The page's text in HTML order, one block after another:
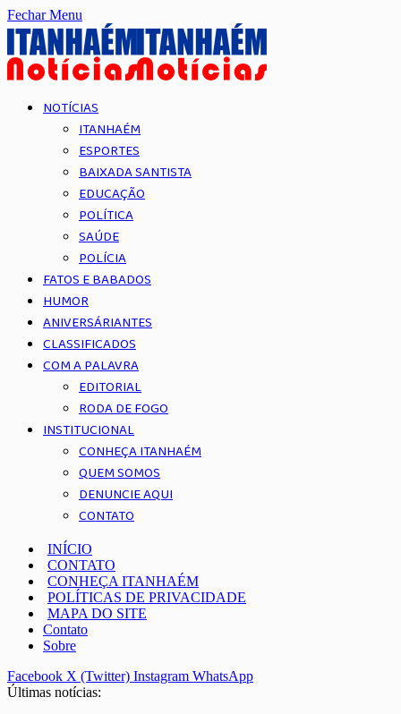
Fechar Menu
NOTÍCIAS
ITANHAÉM
ESPORTES
BAIXADA SANTISTA
EDUCAÇÃO
POLÍTICA
SAÚDE
POLÍCIA
FATOS E BABADOS
HUMOR
ANIVERSÁRIANTES
CLASSIFICADOS
COM A PALAVRA
EDITORIAL
RODA DE FOGO
INSTITUCIONAL
CONHEÇA ITANHAÉM
QUEM SOMOS
DENUNCIE AQUI
CONTATO
INÍCIO
CONTATO
CONHEÇA ITANHAÉM
POLÍTICAS DE PRIVACIDADE
MAPA DO SITE
Contato
Sobre
Facebook X (Twitter) Instagram WhatsApp
Últimas notícias: